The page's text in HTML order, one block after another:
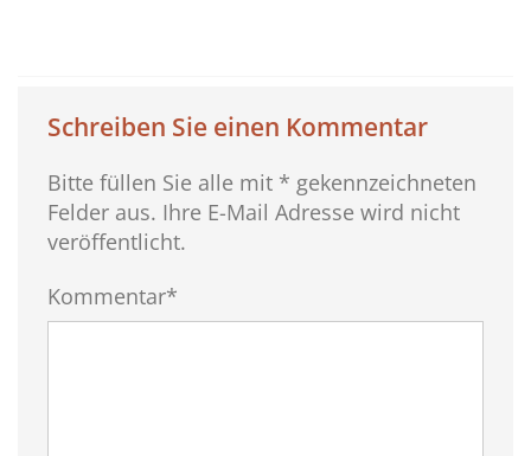
Schreiben Sie einen Kommentar
Bitte füllen Sie alle mit * gekennzeichneten
Felder aus. Ihre E-Mail Adresse wird nicht
veröffentlicht.
Kommentar*